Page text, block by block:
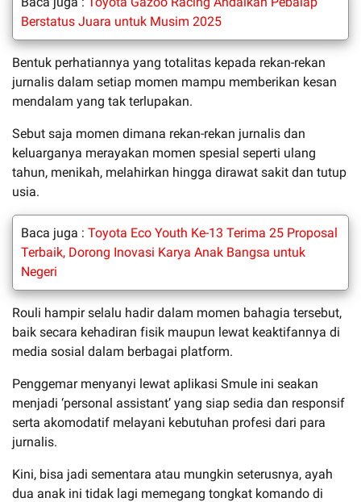
Berstatus Juara untuk Musim 2025
Bentuk perhatiannya yang totalitas kepada rekan-rekan
jurnalis dalam setiap momen mampu memberikan kesan
mendalam yang tak terlupakan.
Sebut saja momen dimana rekan-rekan jurnalis dan
keluarganya merayakan momen spesial seperti ulang
tahun, menikah, melahirkan hingga dirawat sakit dan tutup
usia.
Baca juga : Toyota Eco Youth Ke-13 Terima 25 Proposal
Terbaik, Dorong Inovasi Karya Anak Bangsa untuk
Negeri
Rouli hampir selalu hadir dalam momen bahagia tersebut,
baik secara kehadiran fisik maupun lewat keaktifannya di
media sosial dalam berbagai platform.
Penggemar menyanyi lewat aplikasi Smule ini seakan
menjadi ‘personal assistant’ yang siap sedia dan responsif
serta akomodatif melayani kebutuhan profesi dari para
jurnalis.
Kini, bisa jadi sementara atau mungkin seterusnya, ayah
dua anak ini tidak lagi memegang tongkat komando di